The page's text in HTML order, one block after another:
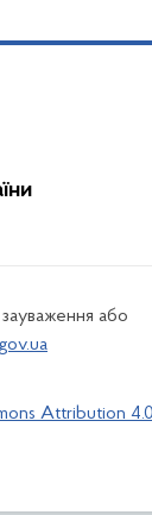
або
Attribution 4.0